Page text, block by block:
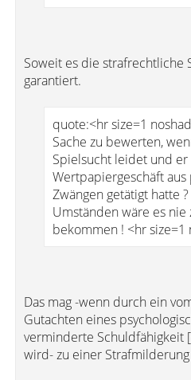
Soweit es die strafrechtliche
garantiert.
quote:<hr size=1
Sache zu bewerten,
Spielsucht leidet und
Wertpapiergeschäft aus
Zwängen getätigt hatte
Umständen wäre es
bekommen ! <hr size=1
Das mag -wenn durch ein
Gutachten eines
verminderte Schuldfähigkeit [
wird- zu einer